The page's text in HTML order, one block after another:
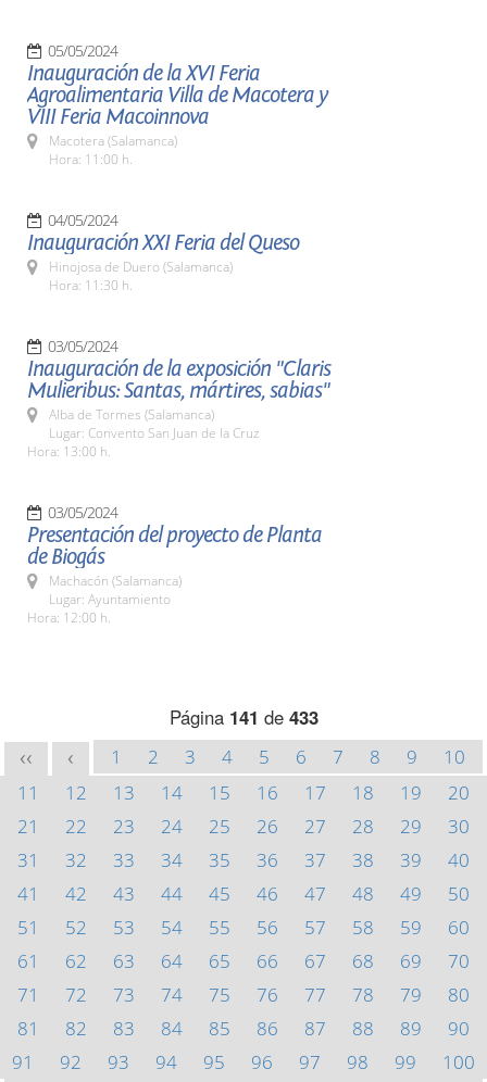
05/05/2024
Inauguración de la XVI Feria
Agroalimentaria Villa de Macotera y
VIII Feria Macoinnova
Macotera (Salamanca)
Hora: 11:00 h.
04/05/2024
Inauguración XXI Feria del Queso
Hinojosa de Duero (Salamanca)
Hora: 11:30 h.
03/05/2024
Inauguración de la exposición "Claris
Mulieribus: Santas, mártires, sabias"
Alba de Tormes (Salamanca)
Lugar: Convento San Juan de la Cruz
Hora: 13:00 h.
03/05/2024
Presentación del proyecto de Planta
de Biogás
Machacón (Salamanca)
Lugar: Ayuntamiento
Hora: 12:00 h.
Página 141 de 433
<< < 1 2 3 4 5 6 7 8 9
10
11
12 13 14 15 16 17 18 19
20
21
22 23 24 25 26 27 28 29
30
31
32 33 34 35 36 37 38 39
40
41
42 43 44 45 46 47 48 49
50
51
52 53 54 55 56 57 58 59
60
61
62 63 64 65 66 67 68 69
70
71
72 73 74 75 76 77 78 79
80
81
82 83 84 85 86 87 88 89
90
91
92 93 94 95 96 97 98 99
100